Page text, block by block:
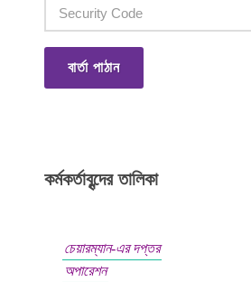
বার্তা পাঠান
কর্মকর্তাবৃন্দের তালিকা
চেয়ারম্যান-এর দপ্তর
অপারেশন